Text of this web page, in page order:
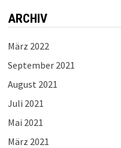
ARCHIV
März 2022
September 2021
August 2021
Juli 2021
Mai 2021
März 2021